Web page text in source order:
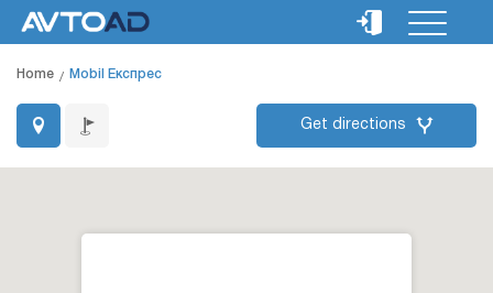
Home Mobil Експрес
Get directions